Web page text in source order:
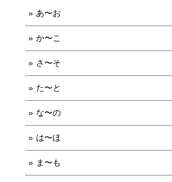
あ〜お
か〜こ
さ〜そ
た〜と
な〜の
は〜ほ
ま〜も